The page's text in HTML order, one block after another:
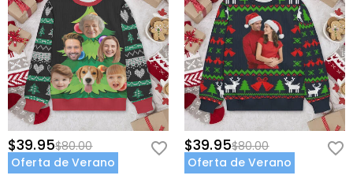
$39.95$80.00
Oferta de Verano
$39.95$80.00
Oferta de Verano